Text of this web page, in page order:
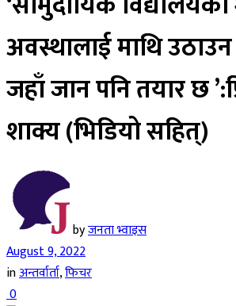
अवस्थालाई माथि
जहाँ जान पनि तयार छ
शाक्य (भिडियो सहित्)
byजनता भ्वाइस
August 9, 2022
inअन्तर्वार्ता,फिचर
0